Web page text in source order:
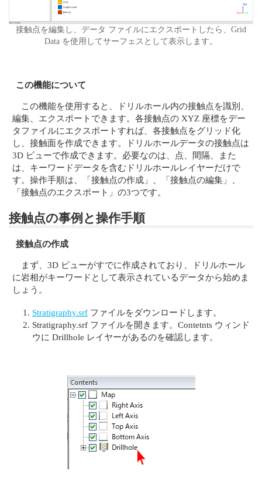
接触点を編集し、データ ファイルにエクスポートしたら、Grid
Data を使用してサーフェスとして表示します。
この機能について
この機能を使用すると、ドリルホール内の接触点を識別、
編集、エクスポートできます。各接触点の XYZ 座標をデー
タファイルにエクスポートすれば、各接触点をグリッド化
し、接触面を作成できます。ドリルホールデータの接触点は
3D ビューで作成できます。必要なのは、点、間隔、また
は、キーワードデータを含むドリルホールレイヤーだけで
す。操作手順は、「接触点の作成」、「接触点の編集」、
「接触点のエクスポート」の3つです。
接触点の事例と操作手順
接触点の作成
まず、3D ビューがすでに作成されており、ドリルホール
に岩相がキーワードとして表示されているデータから始めま
しょう。
Stratigraphy.srf ファイルをダウンロードします。
Stratigraphy.srf ファイルを開きます。Contetnts ウィンド
ウに Drillhole レイヤーがあるのを確認します。